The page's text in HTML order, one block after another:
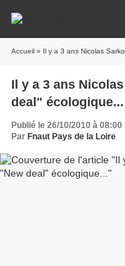
Accueil » Il y a 3 ans Nicolas
Il y a 3 ans
deal" écologique...
Publié le 26/10/2010 à 08:00
Par Fnaut Pays de la Loire